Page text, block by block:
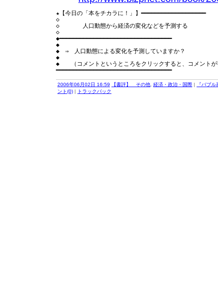
★【今日の「本をチカラに！」】━━━━━━━━━━━━━━━━━━━
◇
◇　　　　人口動態から経済の変化などを予測する
◇
◆━━━━━━━━━━━━━━━━━━━━━━━━━━━━━━━━━
◆
◆　⇒　人口動態による変化を予測していますか？
◆
◆　　（コメントというところをクリックすると、コメント
2006年06月02日 16:59 【書評】 その他 経済・政治・国際 |
『バブ
ント(0) | トラックバック